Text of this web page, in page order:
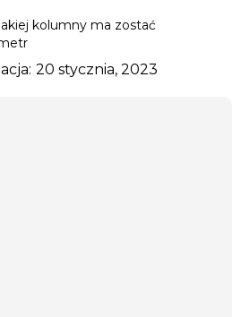
kolumny ma zostać
20 stycznia, 2023